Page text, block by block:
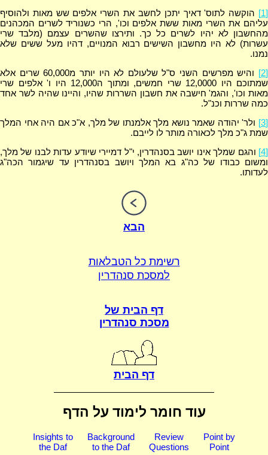
[1]
הוקשה לתוס' דאיך יתכן לחשב את השרי אלפים שש מאות ולהוסיף
עליהם את השרי מאות ששת אלפים וכו', הרי כשנוריד לשרים המכהנים
מהחשבון לא יהיו לשרים כל כך. ותירצו שהשרים עצמם (מלבד שרי
עשרות) לא היו מחשבון השישים רבוא המנויים, דהיו מעל ששים שלא
נמנו.
[2]
והיש מפרשים השני ס"ל שלעולם לא היו יותר מ60,000 שרים אלא
שמתוכם היו 12,0000 שרי חמשים, ומתוך ה12,000 היו ו' אלפים שרי
מאות וכו', והגמ' חישבה את חשבון השררות שהיו, והיינו שהיה לשר אחד
כמה שררות וכנ"ל.
[3]
ולר' יהודה שאמר נושא מלך אלמנתו של מלך, א"כ אם היה אחי המלך
שמת ג"כ מלך לכאורה מותר לו לייבם.
[4]
והגם שמלך אינו יושב בסנהדרין, י"ל דמיירי שיודע עדות לבנו של מלך,
ומשום כבודו של כה"ג בא המלך ויושב בסנהדרין עד שיגמור הכה"ג
לעדותו.
הבא
רשימת כל הטבלאות
למסכת סנהדרין
דף הבית של
מסכת סנהדרין
דף הבית
עוד חומר לימוד על הדף
Insights to
the Daf
Background
to the Daf
Review
Questions
Point by
Point